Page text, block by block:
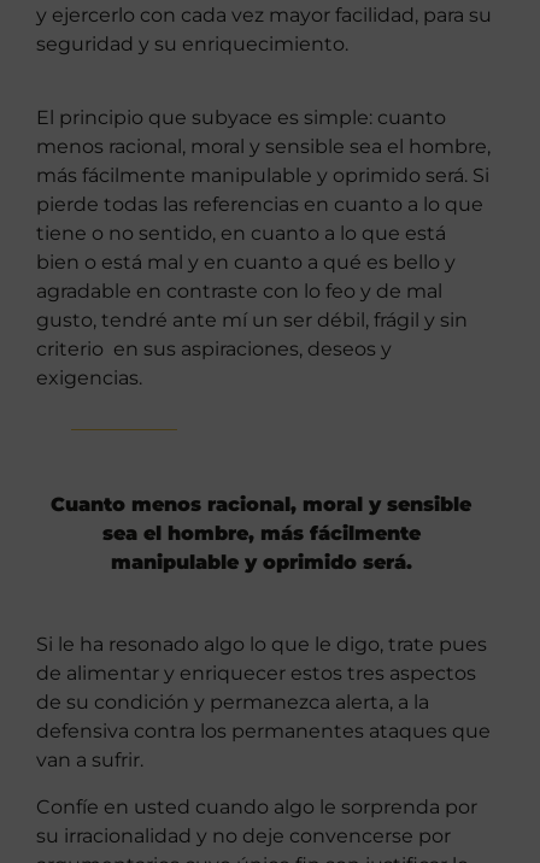
y ejercerlo con cada vez mayor facilidad, para su
seguridad y su enriquecimiento.
El principio que subyace es simple: cuanto
menos racional, moral y sensible sea el hombre,
más fácilmente manipulable y oprimido será. Si
pierde todas las referencias en cuanto a lo que
tiene o no sentido, en cuanto a lo que está
bien o está mal y en cuanto a qué es bello y
agradable en contraste con lo feo y de mal
gusto, tendré ante mí un ser débil, frágil y sin
criterio en sus aspiraciones, deseos y
exigencias.
Cuanto menos racional, moral y sensible
sea el hombre, más fácilmente
manipulable y oprimido será.
Si le ha resonado algo lo que le digo, trate pues
de alimentar y enriquecer estos tres aspectos
de su condición y permanezca alerta, a la
defensiva contra los permanentes ataques que
van a sufrir.
Confíe en usted cuando algo le sorprenda por
su irracionalidad y no deje convencerse por